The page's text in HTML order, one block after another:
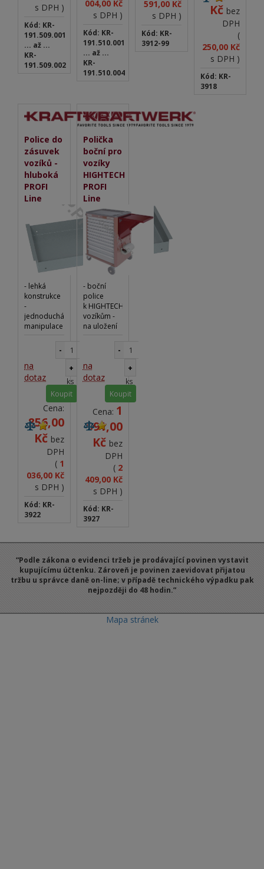
Včetně
montážního
materiálu
s DPH )
Kód: KR-
191.509.001
... až ...
KR-
191.509.002
004,00 Kč
s DPH )
Kód: KR-
191.510.001
... až ...
KR-
191.510.004
591,00 Kč
s DPH )
Kód: KR-
3912-99
Kč bez
DPH
(
250,00 Kč
s DPH )
Kód: KR-
3918
Police do
zásuvek
vozíků -
hluboká
PROFI
Line
- lehká
konstrukce
-
jednoduchá
manipulace
vozíky
HIGHTECH
na
dotaz
-
+
ks
Koupit
Cena:
856,00
Kč bez
DPH
( 1
036,00 Kč
s DPH )
Kód: KR-
3922
Polička
boční pro
vozíky
HIGHTECH
PROFI
Line
- boční
police
k HIGHTECH
vozíkům -
na uložení
odkládací
plochy -
integrovaný
držák na
papírových
utěrek
na
dotaz
-
+
ks
Koupit
Cena: 1
991,00
Kč bez
DPH
( 2
409,00 Kč
s DPH )
Kód: KR-
3927
“Podle zákona o evidenci tržeb je prodávající povinen vystavit
kupujícímu účtenku. Zároveň je povinen zaevidovat přijatou
tržbu u správce daně on-line; v případě technického výpadku pak
nejpozději do 48 hodin.”
Mapa stránek